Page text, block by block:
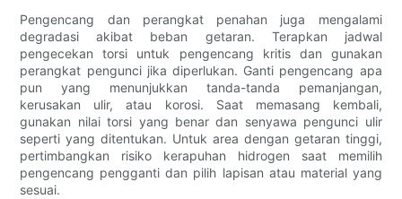
Pengencang dan perangkat penahan juga mengalami
degradasi akibat beban getaran. Terapkan jadwal
pengecekan torsi untuk pengencang kritis dan gunakan
perangkat pengunci jika diperlukan. Ganti pengencang apa
pun yang menunjukkan tanda-tanda pemanjangan,
kerusakan ulir, atau korosi. Saat memasang kembali,
gunakan nilai torsi yang benar dan senyawa pengunci ulir
seperti yang ditentukan. Untuk area dengan getaran tinggi,
pertimbangkan risiko kerapuhan hidrogen saat memilih
pengencang pengganti dan pilih lapisan atau material yang
sesuai.